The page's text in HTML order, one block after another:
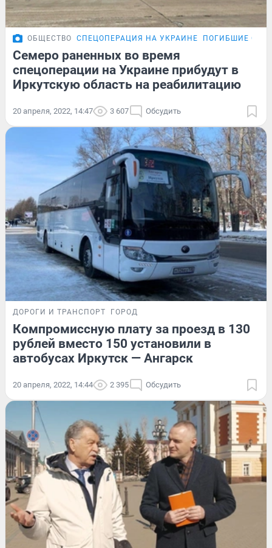
ОБЩЕСТВО СПЕЦОПЕРАЦИЯ НА УКРАИНЕ ПОГИБШИЕ
Семеро раненных во время
спецоперации на Украине прибудут в
Иркутскую область на реабилитацию
20 апреля, 2022, 14:47 3 607 Обсудить
ДОРОГИ И ТРАНСПОРТ ГОРОД
Компромиссную плату за проезд в 130
рублей вместо 150 установили в
автобусах Иркутск — Ангарск
20 апреля, 2022, 14:44 2 395 Обсудить